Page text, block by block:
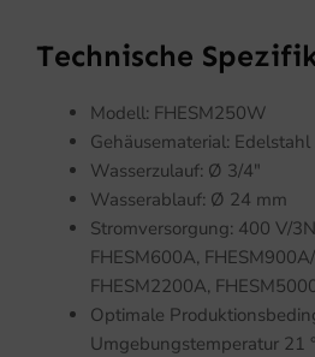
Technische
Modell: FHESM250W
Gehäusematerial:
Wasserzulauf: Ø 3/4″
Wasserablauf: Ø 24 mm
Stromversorgung: 400 V/
FHESM600A,
FHESM2200A,
Optimale
Umgebungstemperatur 21